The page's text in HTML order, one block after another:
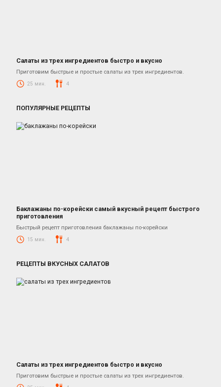
Салаты
Салаты из трех ингредиентов быстро и вкусно
Приготовим быстрые и простые салаты из трех ингредиентов.
25 мин. 4
ПОПУЛЯРНЫЕ РЕЦЕПТЫ
Закуски
Баклажаны по-корейски самый вкусный рецепт быстрого
приготовления
Быстрый рецепт приготовления баклажаны по-корейски
15 мин. 4
РЕЦЕПТЫ ВКУСНЫХ САЛАТОВ
Салаты
Салаты из трех ингредиентов быстро и вкусно
Приготовим быстрые и простые салаты из трех ингредиентов.